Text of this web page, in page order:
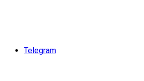
Telegram